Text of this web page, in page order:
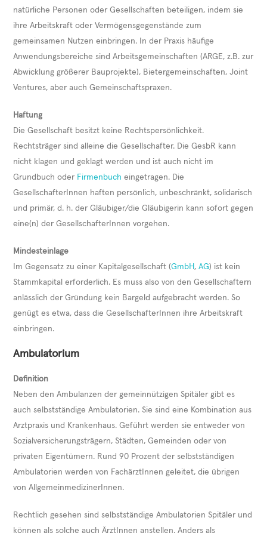
natürliche Personen oder Gesellschaften beteiligen, indem sie
ihre Arbeitskraft oder Vermögensgegenstände zum
gemeinsamen Nutzen einbringen. In der Praxis häufige
Anwendungsbereiche sind Arbeitsgemeinschaften (ARGE, z.B. zur
Abwicklung größerer Bauprojekte), Bietergemeinschaften, Joint
Ventures, aber auch Gemeinschaftspraxen.
Haftung
Die Gesellschaft besitzt keine Rechtspersönlichkeit.
Rechtsträger sind alleine die Gesellschafter. Die GesbR kann
nicht klagen und geklagt werden und ist auch nicht im
Grundbuch oder Firmenbuch eingetragen. Die
GesellschafterInnen haften persönlich, unbeschränkt, solidarisch
und primär, d. h. der Gläubiger/die Gläubigerin kann sofort gegen
eine(n) der GesellschafterInnen vorgehen.
Mindesteinlage
Im Gegensatz zu einer Kapitalgesellschaft (GmbH,AG) ist kein
Stammkapital erforderlich. Es muss also von den Gesellschaftern
anlässlich der Gründung kein Bargeld aufgebracht werden. So
genügt es etwa, dass die GesellschafterInnen ihre Arbeitskraft
einbringen.
Ambulatorium
Definition
Neben den Ambulanzen der gemeinnützigen Spitäler gibt es
auch selbstständige Ambulatorien. Sie sind eine Kombination aus
Arztpraxis und Krankenhaus. Geführt werden sie entweder von
Sozialversicherungsträgern, Städten, Gemeinden oder von
privaten Eigentümern. Rund 90 Prozent der selbstständigen
Ambulatorien werden von FachärztInnen geleitet, die übrigen
von AllgemeinmedizinerInnen.
Rechtlich gesehen sind selbstständige Ambulatorien Spitäler und
können als solche auch ÄrztInnen anstellen. Anders als